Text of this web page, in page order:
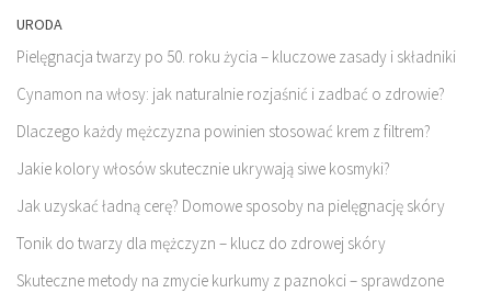
URODA
Pielęgnacja twarzy po 50. roku życia – kluczowe zasady i składniki
Cynamon na włosy: jak naturalnie rozjaśnić i zadbać o zdrowie?
Dlaczego każdy mężczyzna powinien stosować krem z filtrem?
Jakie kolory włosów skutecznie ukrywają siwe kosmyki?
Jak uzyskać ładną cerę? Domowe sposoby na pielęgnację skóry
Tonik do twarzy dla mężczyzn – klucz do zdrowej skóry
Skuteczne metody na zmycie kurkumy z paznokci – sprawdzone